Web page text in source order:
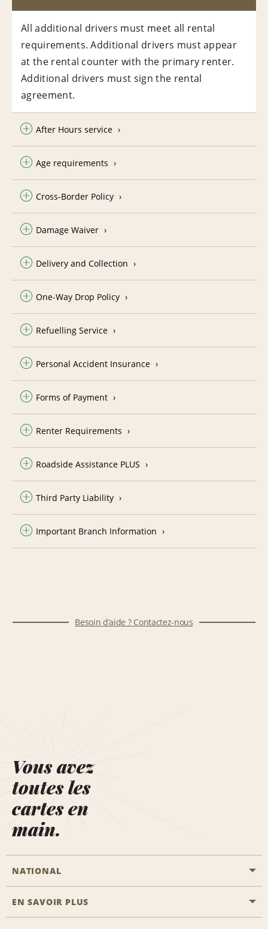
All additional drivers must meet all rental
requirements. Additional drivers must appear
at the rental counter with the primary renter.
Additional drivers must sign the rental
agreement.
After Hours service
Age requirements
Cross-Border Policy
Damage Waiver
Delivery and Collection
One-Way Drop Policy
Refuelling Service
Personal Accident Insurance
Forms of Payment
Renter Requirements
Roadside Assistance PLUS
Third Party Liability
Important Branch Information
Besoin d’aide ? Contactez-nous
Vous avez
toutes les
cartes en
main.
NATIONAL
Passer une réservation
EN SAVOIR PLUS